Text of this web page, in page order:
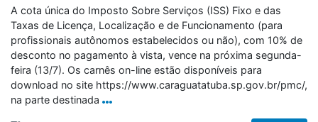
A cota única do Imposto Sobre Serviços (ISS) Fixo e das
Taxas de Licença, Localização e de Funcionamento (para
profissionais autônomos estabelecidos ou não), com 10% de
desconto no pagamento à vista, vence na próxima segunda-
feira (13/7). Os carnês on-line estão disponíveis para
download no site https://www.caraguatatuba.sp.gov.br/pmc/,
na parte destinada